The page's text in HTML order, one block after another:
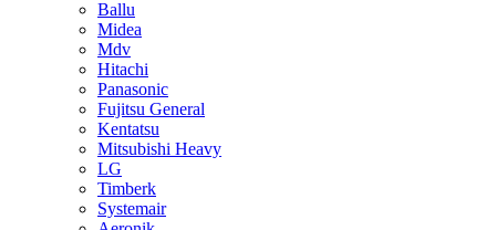
Ballu
Midea
Mdv
Hitachi
Panasonic
Fujitsu General
Kentatsu
Mitsubishi Heavy
LG
Timberk
Systemair